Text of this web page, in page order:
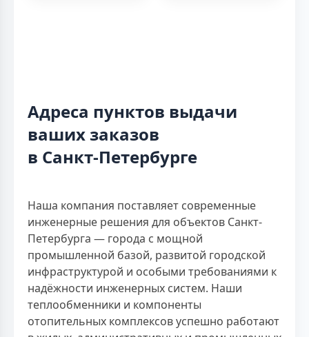
Адреса пунктов выдачи
ваших заказов
в Санкт-Петербурге
Наша компания поставляет современные
инженерные решения для объектов Санкт-
Петербурга — города с мощной
промышленной базой, развитой городской
инфраструктурой и особыми требованиями к
надёжности инженерных систем. Наши
теплообменники и компоненты
отопительных комплексов успешно работают